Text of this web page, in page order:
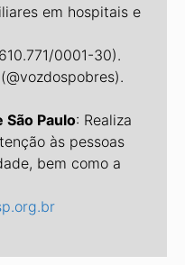
em hospitais e
0001-30).
Paulo: Realiza
às pessoas
bem como a